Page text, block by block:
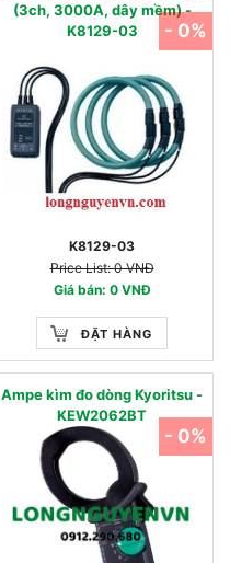
(3ch, 3000A, dây mềm) -
K8129-03
K8129-03
Price List: 0 VNĐ
Giá bán: 0 VNĐ
ĐẶT HÀNG
- 0%
Ampe kìm đo dòng Kyoritsu -
KEW2062BT
- 0%